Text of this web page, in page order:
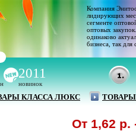
2011
новинок
КЛАССА ЛЮКС
Компания
лидирующих
сегменте
оптовых
одинаково
бизнеса, так для
От 1,62 р. -